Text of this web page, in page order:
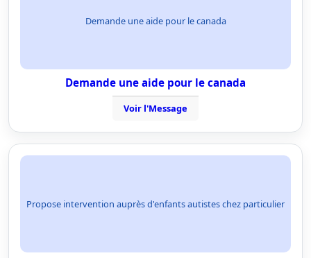
Demande une aide pour le canada
Demande une aide pour le canada
Voir l'Message
Propose intervention auprès d'enfants autistes chez particulier